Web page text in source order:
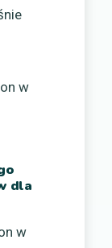
w
dla
w